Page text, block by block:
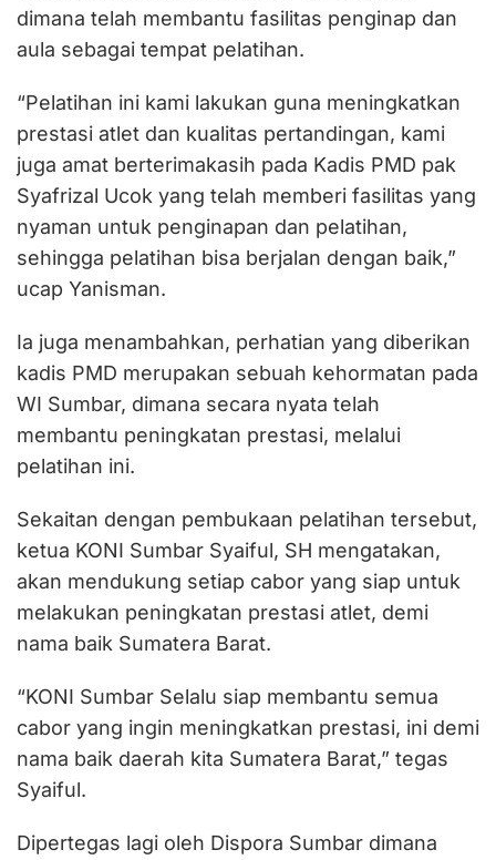
dimana telah membantu fasilitas penginap dan
aula sebagai tempat pelatihan.
“Pelatihan ini kami lakukan guna meningkatkan
prestasi atlet dan kualitas pertandingan, kami
juga amat berterimakasih pada Kadis PMD pak
Syafrizal Ucok yang telah memberi fasilitas yang
nyaman untuk penginapan dan pelatihan,
sehingga pelatihan bisa berjalan dengan baik,”
ucap Yanisman.
Ia juga menambahkan, perhatian yang diberikan
kadis PMD merupakan sebuah kehormatan pada
WI Sumbar, dimana secara nyata telah
membantu peningkatan prestasi, melalui
pelatihan ini.
Sekaitan dengan pembukaan pelatihan tersebut,
ketua KONI Sumbar Syaiful, SH mengatakan,
akan mendukung setiap cabor yang siap untuk
melakukan peningkatan prestasi atlet, demi
nama baik Sumatera Barat.
“KONI Sumbar Selalu siap membantu semua
cabor yang ingin meningkatkan prestasi, ini demi
nama baik daerah kita Sumatera Barat,” tegas
Syaiful.
Dipertegas lagi oleh Dispora Sumbar dimana